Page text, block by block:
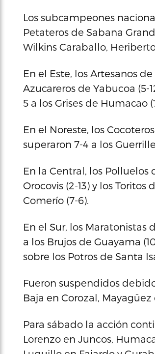
Los subcampeones
Petateros de Sabana
Wilkins Caraballo,
En el Este, los Artesanos
Azucareros de Yabucoa (5-
5 a los Grises de Humacao
En el Noreste, los
superaron 7-4 a los
En la Central, los Polluelos
Orocovis (2-13) y los
Comerío (7-6).
En el Sur, los Maratonistas
a los Brujos de Guayama
sobre los Potros de Santa
Fueron suspendidos
Baja en Corozal,
Para sábado la acción
Lorenzo en Juncos,